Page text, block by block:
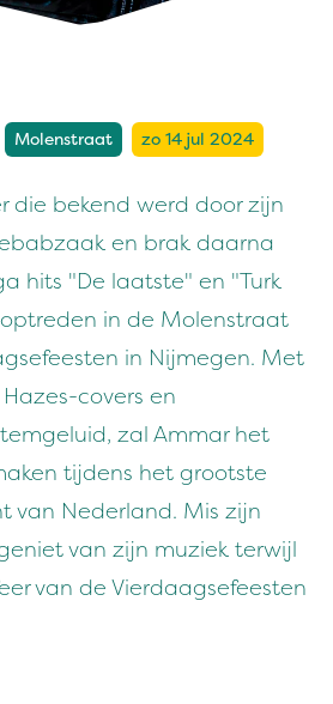
Molenstraat zo 14 jul 2024
die bekend werd door zijn
en brak daarna
hits "De laatste" en "Turk
optreden in de Molenstraat
in Nijmegen. Met
covers en
zal Ammar het
tijdens het grootste
van Nederland. Mis zijn
van zijn muziek terwijl
van de Vierdaagsefeesten